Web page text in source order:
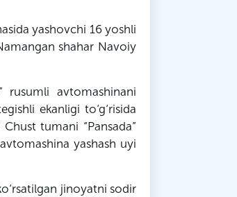
yashovchi 16 yoshli
shahar Navoiy
rusumli avtomashinani
ekanligi to‘g‘risida
tumani “Pansada”
yashash uyi
jinoyatni sodir